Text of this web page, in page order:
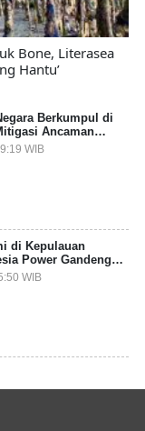
Bone, Literasea
Hantu’
Berkumpul di
Ancaman
WIB
di Kepulauan
Power Gandeng
Giatkan Restorasi
WIB